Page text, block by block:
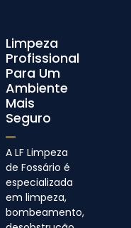
Limpeza
Profissional
Para Um
Ambiente
Mais
Seguro
A LF Limpeza
de Fossário é
especializada
em limpeza,
bombeamento,